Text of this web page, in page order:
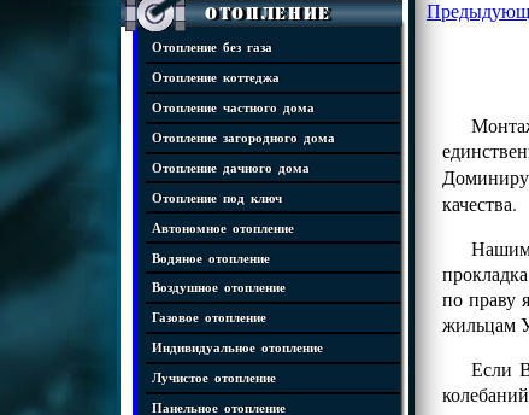
Отопление
Отопление без газа
Отопление коттеджа
Отопление частного дома
Отопление загородного дома
Отопление дачного дома
Отопление под ключ
Автономное отопление
Водяное отопление
Воздушное отопление
Газовое отопление
Индивидуальное отопление
Лучистое отопление
Панельное отопление
качества.
Нашим
по праву
жильцам
Если